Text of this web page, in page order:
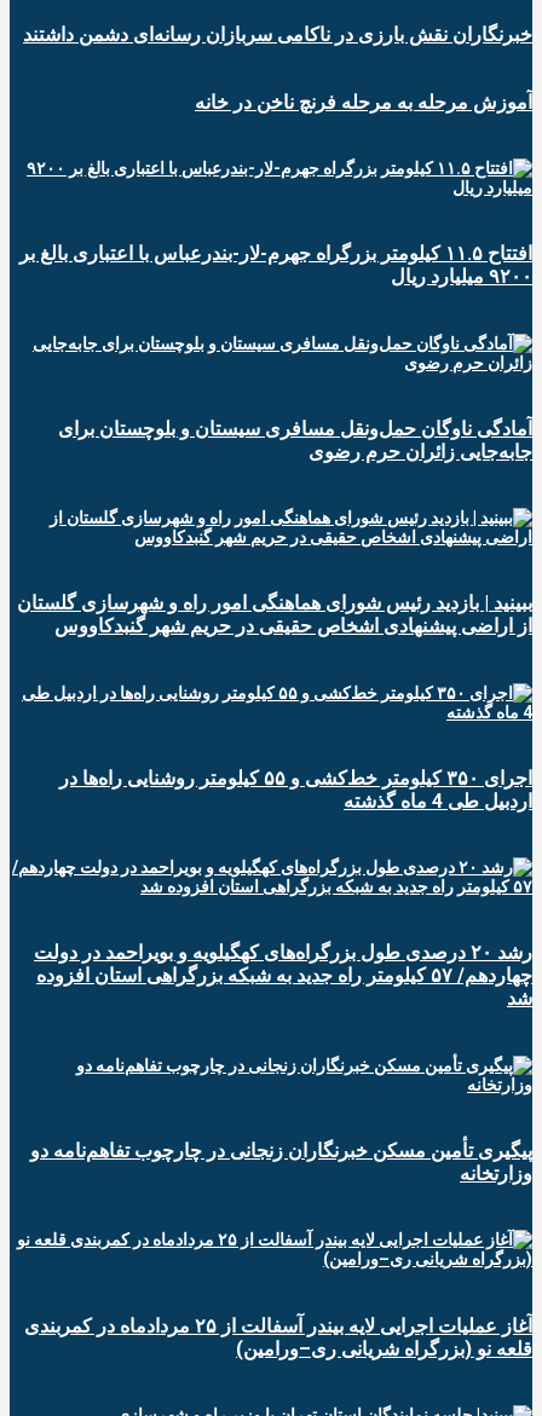
خبرنگاران نقش بارزی در ناکامی سربازان رسانه‌ای دشمن داشتند
آموزش مرحله به مرحله فرنچ ناخن در خانه
افتتاح ۱۱.۵ کیلومتر بزرگراه جهرم-لار-بندرعباس با اعتباری بالغ بر
۹۲۰۰ میلیارد ریال
آمادگی ناوگان حمل‌ونقل مسافری سیستان و بلوچستان برای
جابه‌جایی زائران حرم رضوی
ببینید | بازدید رئیس شورای هماهنگی امور راه و شهرسازی گلستان
از اراضی پیشنهادی اشخاص حقیقی در حریم شهر گنبدکاووس
اجرای ۳۵۰ کیلومتر خط‌کشی و ۵۵ کیلومتر روشنایی راه‌ها در
اردبیل طی 4 ماه گذشته
رشد ۲۰ درصدی طول بزرگراه‌های کهگیلویه و بویراحمد در دولت
چهاردهم/ ۵۷ کیلومتر راه جدید به شبکه بزرگراهی استان افزوده
شد
پیگیری تأمین مسکن خبرنگاران زنجانی در چارچوب تفاهم‌نامه دو
وزارتخانه
آغاز عملیات اجرایی لایه بیندر آسفالت از ۲۵ مردادماه در کمربندی
قلعه نو (بزرگراه شریانی ری–ورامین)